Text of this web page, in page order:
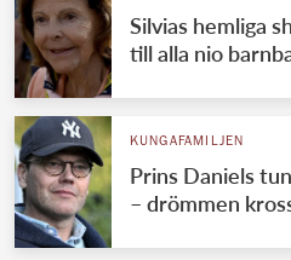
Silvias hemliga
till alla nio
KUNGAFAMILJEN
Prins Daniels
– drömmen